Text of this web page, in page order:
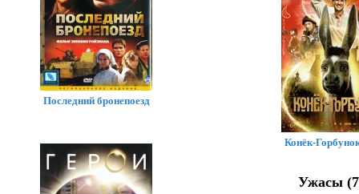
Конёк-
Ужасы
Последний бронепоезд